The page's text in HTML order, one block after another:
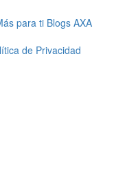
para ti Blogs AXA
de Privacidad